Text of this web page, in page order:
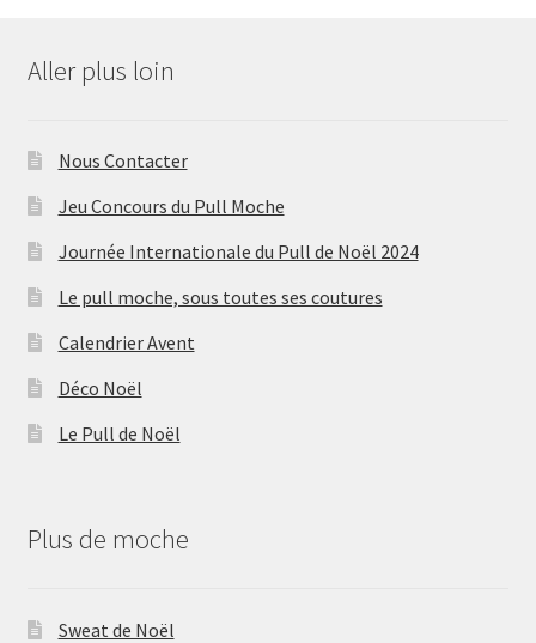
Aller plus loin
Nous Contacter
Jeu Concours du Pull Moche
Journée Internationale du Pull de Noël 2024
Le pull moche, sous toutes ses coutures
Calendrier Avent
Déco Noël
Le Pull de Noël
Plus de moche
Sweat de Noël